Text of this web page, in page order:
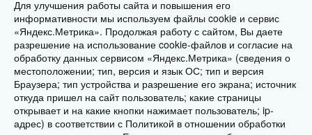
2014-2026 © Многофункциональный центр
предоставления
Для улучшения работы сайта и повышения его
информативности мы используем файлы cookie и сервис
«Яндекс.Метрика». Продолжая работу с сайтом, Вы даете
разрешение на использование cookie-файлов и согласие на
обработку данных сервисом «Яндекс.Метрика» (сведения о
местоположении; тип, версия и язык ОС; тип и версия
Браузера; тип устройства и разрешение его экрана; источник
откуда пришел на сайт пользователь; какие страницы
открывает и на какие кнопки нажимает пользователь; ip-
адрес) в соответствии с Политикой в отношении обработки